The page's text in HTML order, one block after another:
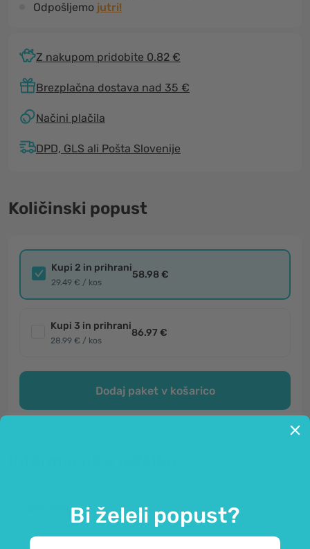
Odpošljemo jutri!
Z nakupom pridobite 0.82 €
Brezplačna dostava nad 35 €
Načini plačila
DPD, GLS ali Pošta Slovenije
Količinski popust
Kupi 2 in prihrani
29.49 € / kos
58.98 €
Kupi 3 in prihrani
28.99 € / kos
86.97 €
Dodaj paket v košarico
Bi želeli popust?